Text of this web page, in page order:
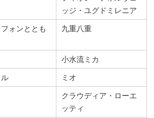
ッジ・ユグドミレニア
ォンととも
九重八重
小水流ミカ
ミオ
クラウディア・ローエ
ッティ